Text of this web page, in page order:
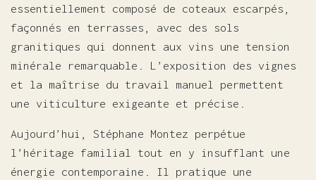
essentiellement composé de coteaux escarpés,
façonnés en terrasses, avec des sols
granitiques qui donnent aux vins une tension
minérale remarquable. L’exposition des vignes
et la maîtrise du travail manuel permettent
une viticulture exigeante et précise.
Aujourd’hui, Stéphane Montez perpétue
l’héritage familial tout en y insufflant une
énergie contemporaine. Il pratique une